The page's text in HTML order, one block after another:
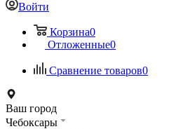
Войти
Корзина0
Отложенные0
Сравнение товаров0
Ваш город
Чебоксары